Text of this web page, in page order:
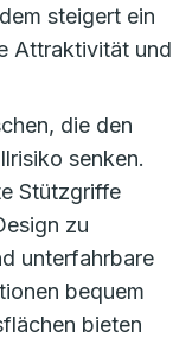
steigert ein
Attraktivität und
die den
senken.
Stützgriffe
zu
unterfahrbare
bequem
bieten